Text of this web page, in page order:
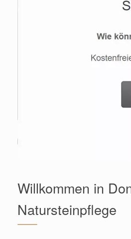
Willkommen in
Natursteinpflege